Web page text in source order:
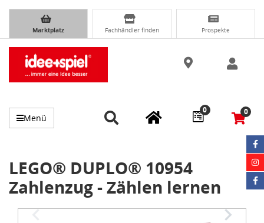
Marktplatz Fachhändler finden Prospekte
Menü
0 0
LEGO® DUPLO® 10954
Zahlenzug - Zählen lernen